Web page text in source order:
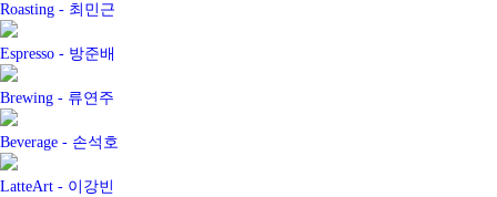
Roasting - 최민근
Espresso - 방준배
Brewing - 류연주
Beverage - 손석호
LatteArt - 이강빈